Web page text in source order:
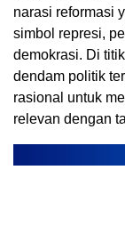
narasi reformasi
simbol represi,
demokrasi. Di
dendam politik
rasional untuk
relevan dengan